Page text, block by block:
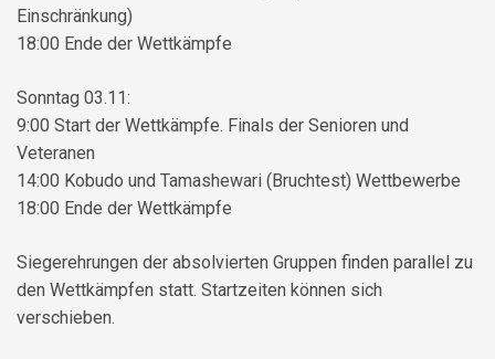
Einschränkung)
18:00 Ende der Wettkämpfe
Sonntag 03.11:
9:00 Start der Wettkämpfe. Finals der Senioren und
Veteranen
14:00 Kobudo und Tamashewari (Bruchtest) Wettbewerbe
18:00 Ende der Wettkämpfe
Siegerehrungen der absolvierten Gruppen finden parallel zu
den Wettkämpfen statt. Startzeiten können sich
verschieben.